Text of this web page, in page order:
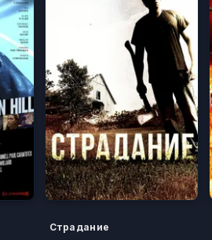
Страдание